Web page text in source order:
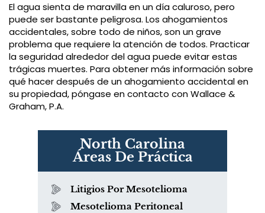
El agua sienta de maravilla en un día caluroso, pero
puede ser bastante peligrosa. Los ahogamientos
accidentales, sobre todo de niños, son un grave
problema que requiere la atención de todos. Practicar
la seguridad alrededor del agua puede evitar estas
trágicas muertes. Para obtener más información sobre
qué hacer después de un ahogamiento accidental en
su propiedad, póngase en contacto con Wallace &
Graham, P.A.
North Carolina
Áreas De Práctica
Litigios Por Mesotelioma
Mesotelioma Peritoneal